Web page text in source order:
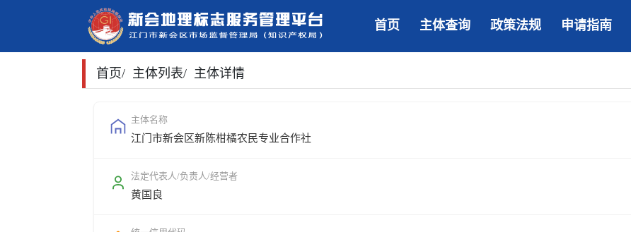
首页 主体查询 政策法规 申请指南
首页/ 主体列表/ 主体详情
主体名称
江门市新会区新陈柑橘农民专业合作社
法定代表人/负责人/经营者
黄国良